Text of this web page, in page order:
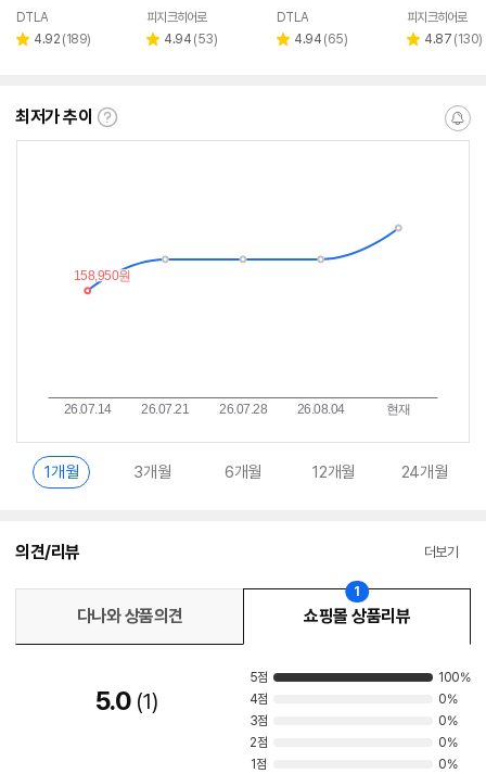
DTLA
별 4.92 리
(189)
피지크히어로
별 4.94 리
(53)
DTLA
별 4.94 리
(65)
피지크히어로
별 4.87 리
(130)
최저가 추이
최
알
1개월 3개월 6개월 12개월 24개월
의견/리뷰 더보기
다나와 상품의견 쇼핑몰 상품리뷰
1
5.0 1
5점
100%
4점
0%
3점
0%
2점
0%
1점
0%